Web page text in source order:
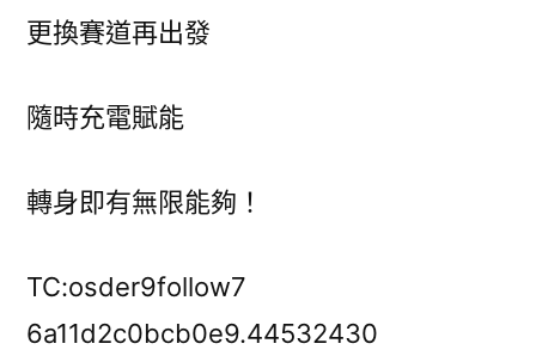
更換賽道再出發
隨時充電賦能
轉身即有無限能夠！
TC:osder9follow7
6a11d2c0bcb0e9.44532430